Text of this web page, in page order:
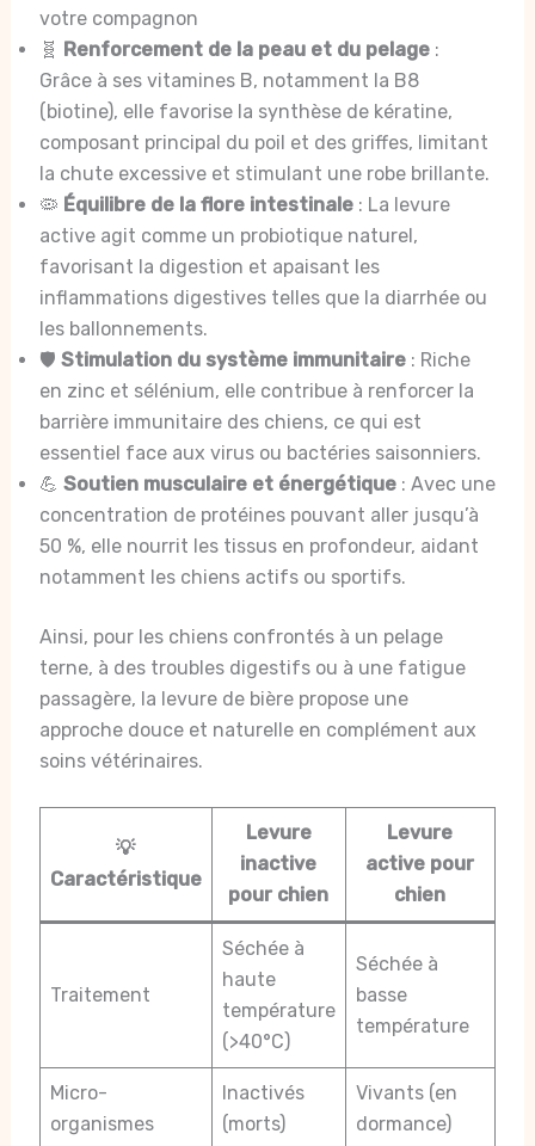
votre compagnon
🧬 Renforcement de la peau et du pelage:
Grâce à ses vitamines B, notamment la B8
(biotine), elle favorise la synthèse de kératine,
composant principal du poil et des griffes, limitant
la chute excessive et stimulant une robe brillante.
🦠 Équilibre de la flore intestinale: La levure
active agit comme un probiotique naturel,
favorisant la digestion et apaisant les
inflammations digestives telles que la diarrhée ou
les ballonnements.
🛡️ Stimulation du système immunitaire: Riche
en zinc et sélénium, elle contribue à renforcer la
barrière immunitaire des chiens, ce qui est
essentiel face aux virus ou bactéries saisonniers.
💪 Soutien musculaire et énergétique: Avec une
concentration de protéines pouvant aller jusqu’à
50 %, elle nourrit les tissus en profondeur, aidant
notamment les chiens actifs ou sportifs.
Ainsi, pour les chiens confrontés à un pelage
terne, à des troubles digestifs ou à une fatigue
passagère, la levure de bière propose une
approche douce et naturelle en complément aux
soins vétérinaires.
💡
Caractéristique
Levure
inactive
pour chien
Levure
active pour
chien
Traitement
Séchée à
haute
température
(>40°C)
Séchée à
basse
température
Micro-
organismes
Inactivés
(morts)
Vivants (en
dormance)